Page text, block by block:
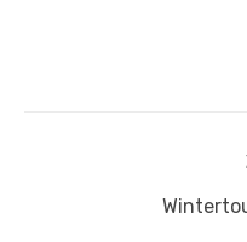
Vorheriger